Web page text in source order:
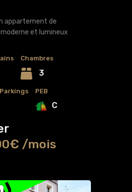
appartement de
et lumineux
Chambres
3
PEB
C
/mois